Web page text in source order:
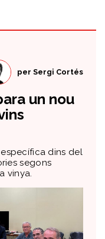
per Sergi Cortés
un nou
dins del
segons
vinya.